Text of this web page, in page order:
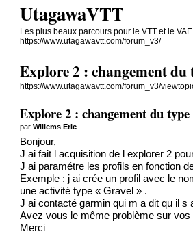
UtagawaVTT
Les plus beaux parcours pour le VTT et le VAE
https://www.utagawavtt.com/forum_v3/
Explore 2 : changement
https://www.utagawavtt.com/forum_v3/
Explore 2 : changement du
parWillems Eric
Bonjour,
J ai fait l acquisition de l explorer 2
J ai paramétre les profils en fonction
Exemple : j ai crée un profil avec le
une activité type « Gravel » .
J ai contactégarmin qui m a dit qu il s
Avez vous le même problème sur
Merci